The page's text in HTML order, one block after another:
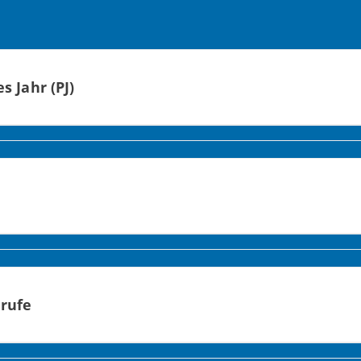
Jahr (PJ)